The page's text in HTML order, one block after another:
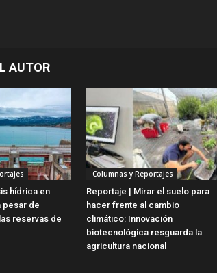
AUTOR
hídrica en
pesar de
reservas de
Columnas y Reportajes
Reportaje | Mirar el suelo para
hacer frente al cambio
climático: Innovación
biotecnológica resguarda la
agricultura nacional